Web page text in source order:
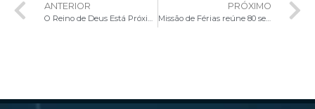
ANTERIOR
O Reino de Deus Está Próximo
PRÓXIMO
Missão de Férias reúne 80 seminaristas da Arquidiocese de Brasília em Taguatinga e 26 de Setembro